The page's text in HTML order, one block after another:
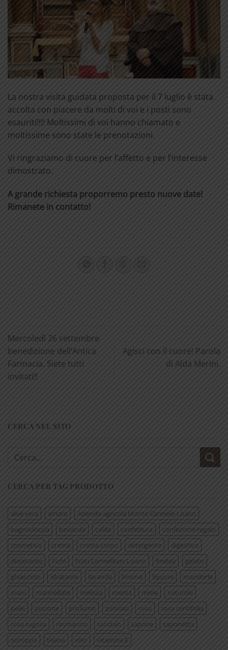
La nostra visita guidata proposta per il 7 luglio è stata
accolta con piacere da molti di voi e i posti sono
esauriti!!!! Moltissimi di voi hanno chiamato e
moltissime sono state le prenotazioni.
Vi ringraziamo di cuore per l’affetto e per l’interesse
dimostrato.
A grande richiesta proporremo presto nuove date!
Rimanete in contatto!
Mercoledì 26 settembre
benedizione dell’Antica
Farmacia. Siete tutti
invitati!!
Agisci con il cuore! Parola
di Alda Merini.
CERCA NEL SITO
Cerca:
CERCA PER TAG PRODOTTO
aloe vera amaro
Azienda agricola Monte Carmelo Loano
bagnodoccia
bevanda calda confettura
confezione regalo
cosmetico
crema crema corpo detergente
digestivo
dissetante
Fichi Frati Carmelitani Loano fredda
gelato
ghiacciolo
idratante lavanda limone liquore
mandorle
mani
marmellate melissa menta miele
naturale
pelle
pozione profumo psoriasi rosa
rosa centifolia
rosa rugosa
rosmarino sandalo sapone
saponetta
sciroppo
tisana viso vitamina E